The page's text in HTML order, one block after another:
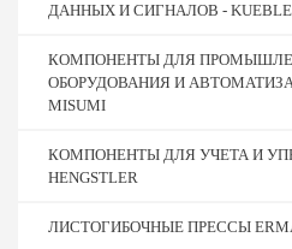
ДАННЫХ И СИГНАЛОВ -
КОМПОНЕНТЫ ДЛЯ
ОБОРУДОВАНИЯ И
MISUMI
КОМПОНЕНТЫ ДЛЯ УЧЕТА И
HENGSTLER
ЛИСТОГИБОЧНЫЕ ПРЕССЫ